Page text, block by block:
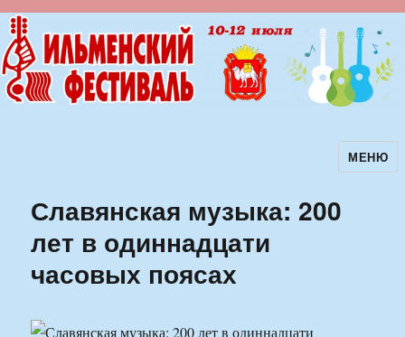
Ильменский фестиваль авторскойМЕНЮ
Славянская музыка: 200
лет в одиннадцати
часовых поясах